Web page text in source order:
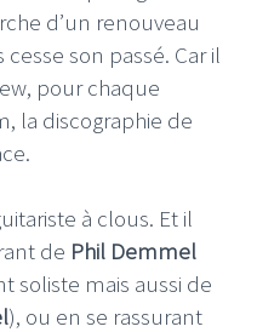
d’un renouveau
son passé. Car il
pour chaque
la discographie de
à clous. Et il
de Phil Demmel
soliste mais aussi de
), ou en se rassurant